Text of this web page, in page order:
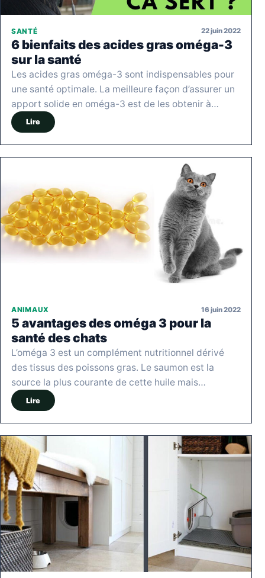
SANTÉ 22 juin 2022
6 bienfaits des acides gras oméga-3
sur la santé
Les acides gras oméga-3 sont indispensables pour
une santé optimale. La meilleure façon d’assurer un
apport solide en oméga-3 est de les obtenir à…
Lire
ANIMAUX 16 juin 2022
5 avantages des oméga 3 pour la
santé des chats
L’oméga 3 est un complément nutritionnel dérivé
des tissus des poissons gras. Le saumon est la
source la plus courante de cette huile mais…
Lire